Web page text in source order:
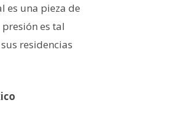
es una pieza de
es tal
residencias